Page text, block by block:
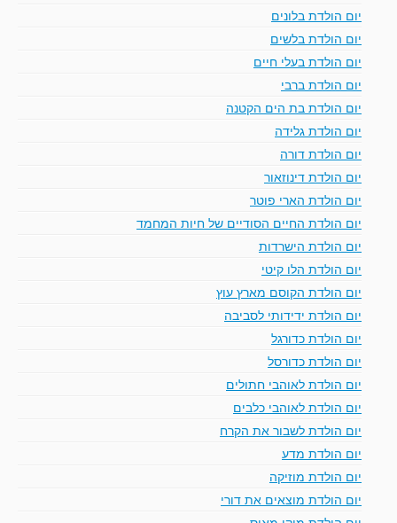
יום הולדת בלונים
יום הולדת בלשים
יום הולדת בעלי חיים
יום הולדת ברבי
יום הולדת בת הים הקטנה
יום הולדת גלידה
יום הולדת דורה
יום הולדת דינוזאור
יום הולדת הארי פוטר
יום הולדת החיים הסודיים של חיות המחמד
יום הולדת הישרדות
יום הולדת הלו קיטי
יום הולדת הקוסם מארץ עוץ
יום הולדת ידידותי לסביבה
יום הולדת כדורגל
יום הולדת כדורסל
יום הולדת לאוהבי חתולים
יום הולדת לאוהבי כלבים
יום הולדת לשבור את הקרח
יום הולדת מדע
יום הולדת מוזיקה
יום הולדת מוצאים את דורי